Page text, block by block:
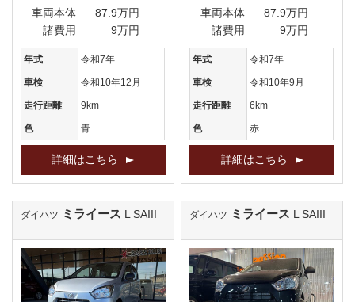
車両本体
87.9万円
諸費用
9万円
年式 令和7年
車検 令和10年12月
走行距離 9km
色 青
詳細はこちら
車両本体
87.9万円
諸費用
9万円
年式 令和7年
車検 令和10年9月
走行距離 6km
色 赤
詳細はこちら
ダイハツ ミライース L SAIII ダイハツ ミライース L SAIII